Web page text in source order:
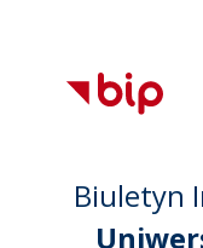
Biuletyn